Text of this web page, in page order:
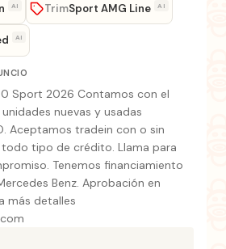
AI TrimSport AMG Line AI
AI
Sport 2026 Contamos con el
nuevas y usadas
Aceptamos tradein con o sin
todo tipo de crédito. Llama para
Tenemos financiamiento
Benz. Aprobación en
más detalles